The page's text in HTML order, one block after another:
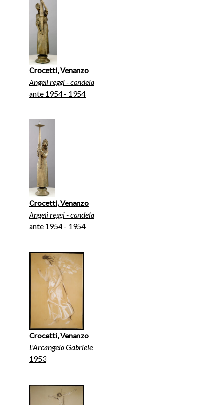
Crocetti, Venanzo
Angeli reggi - candela
ante 1954 - 1954
Crocetti, Venanzo
Angeli reggi - candela
ante 1954 - 1954
Crocetti, Venanzo
L'Arcangelo Gabriele
1953